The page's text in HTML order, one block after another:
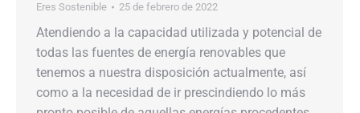
Eres Sostenible 25 de febrero de 2022
Atendiendo a la capacidad utilizada y potencial de
todas las fuentes de energía renovables que
tenemos a nuestra disposición actualmente, así
como a la necesidad de ir prescindiendo lo más